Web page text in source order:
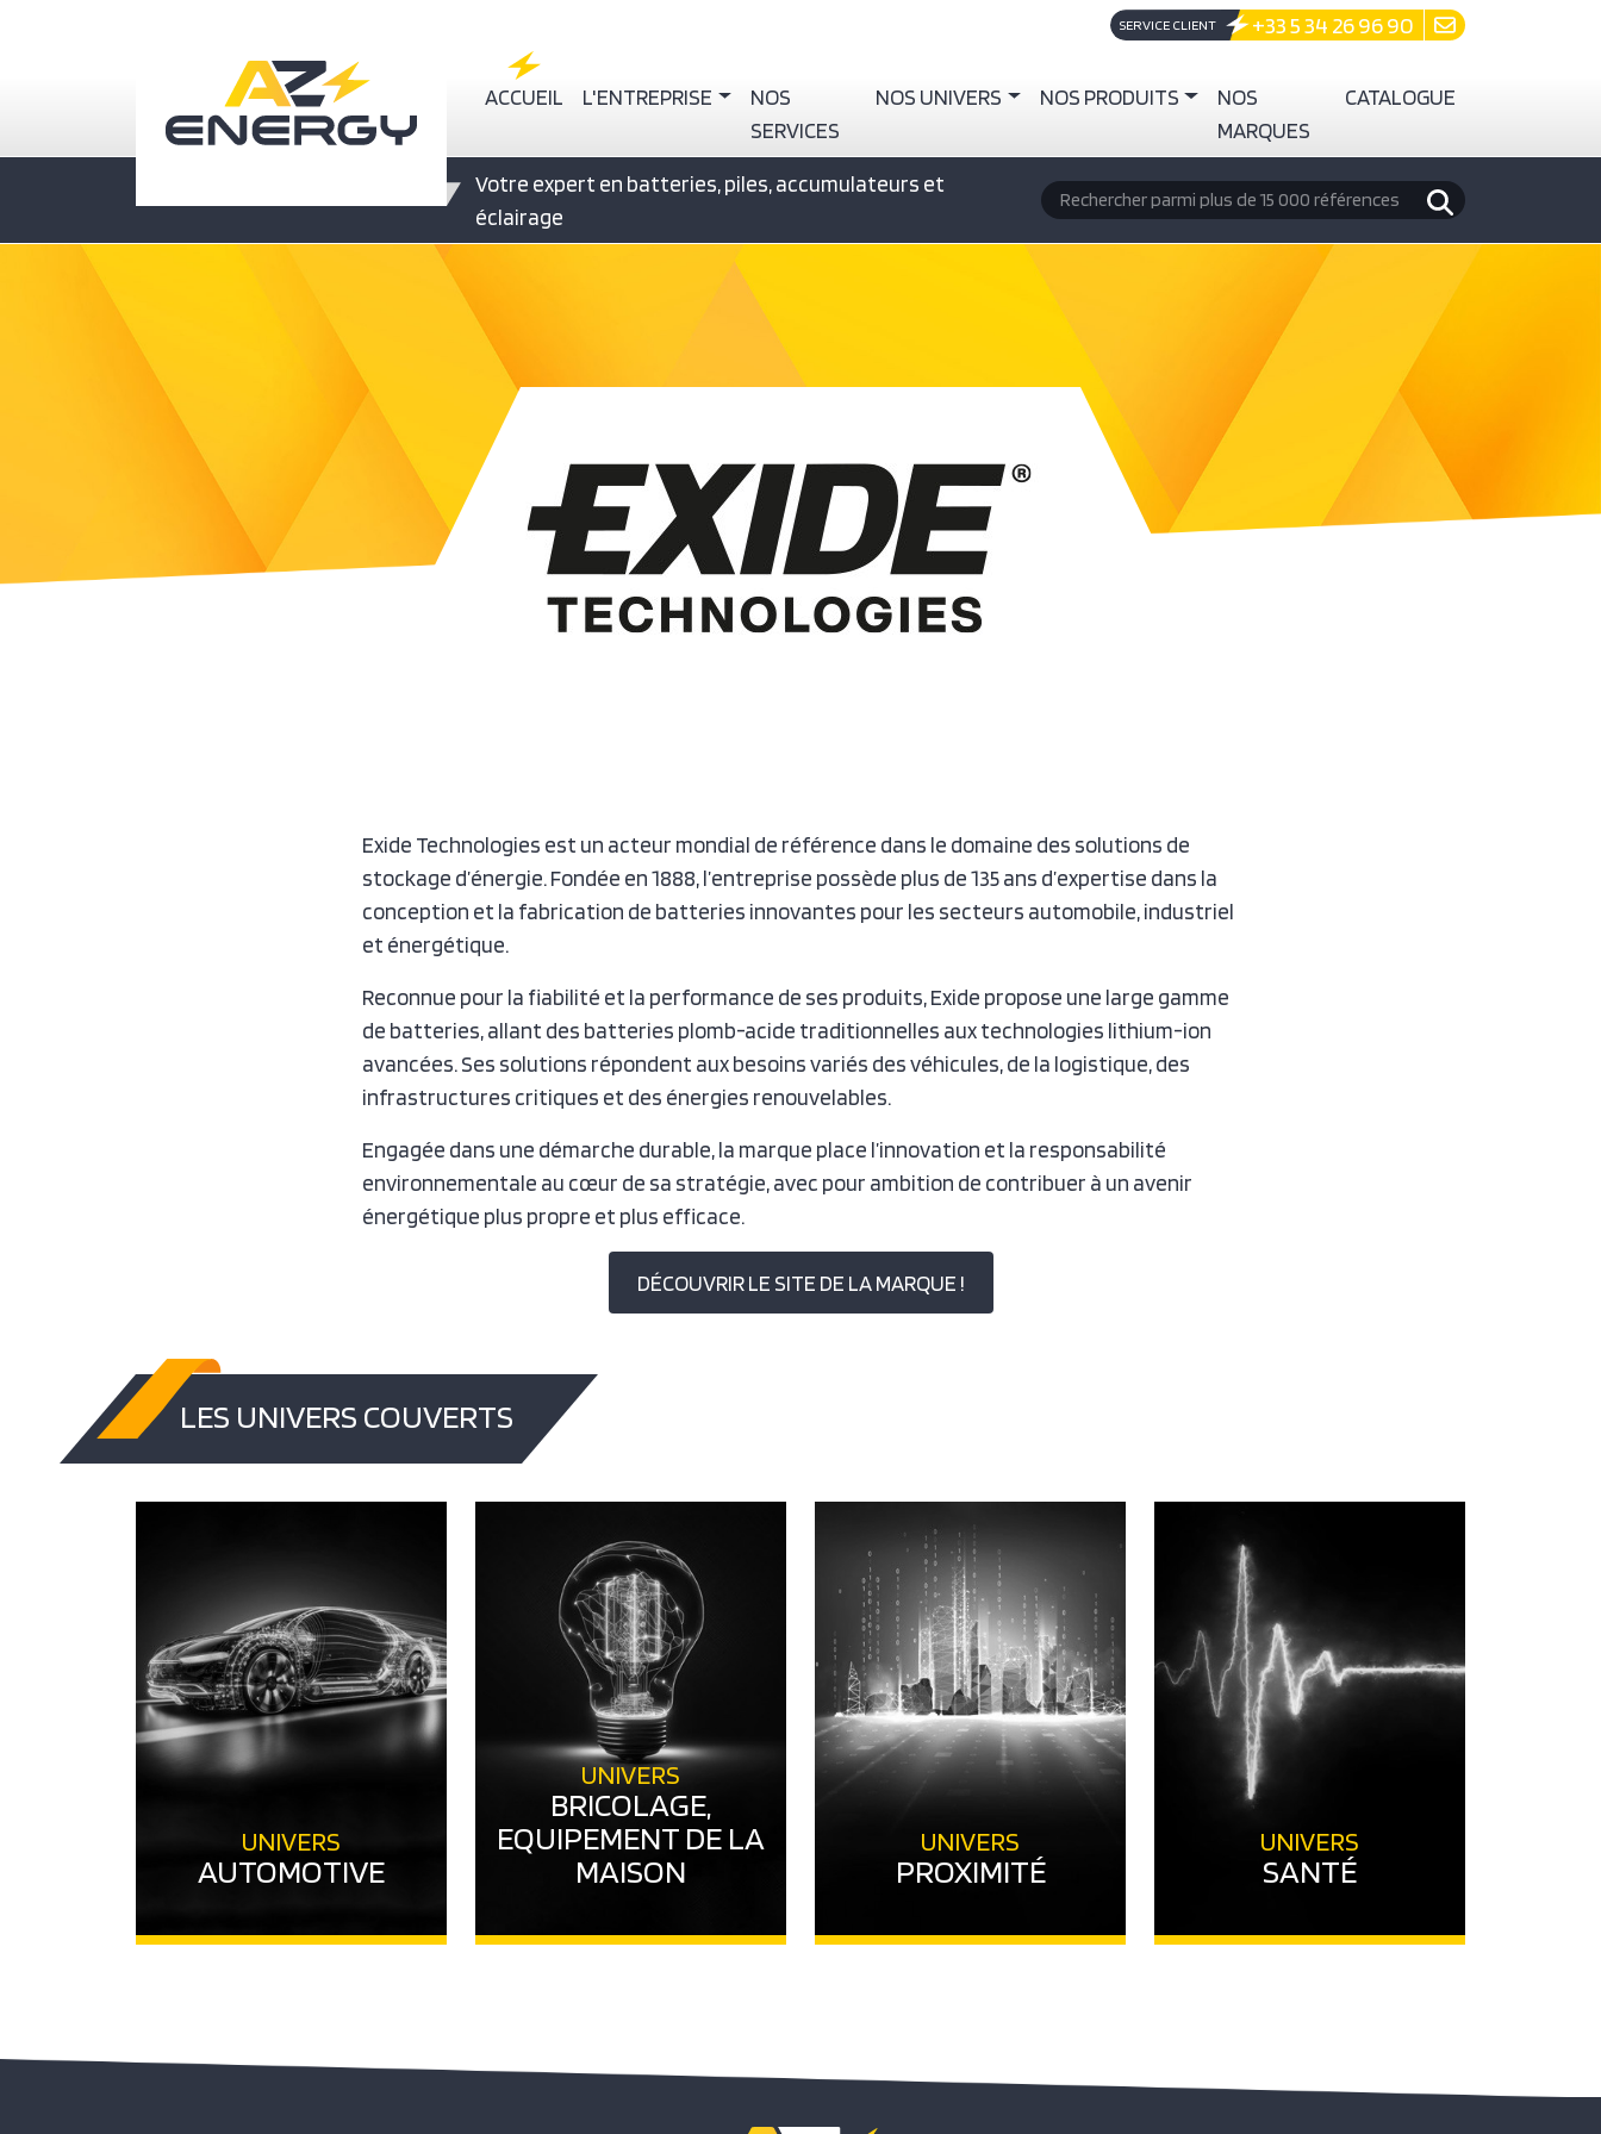
SERVICE CLIENT +33 5 34 26 96 90
Navigation principale
ACCUEIL L'ENTREPRISE
NOS
SERVICES
NOS UNIVERS NOS PRODUITS
NOS
MARQUES
CATALOGUE
Votre expert en batteries, piles, accumulateurs et
éclairage
Rechercher
Exide Technologies est un acteur mondial de référence dans le domaine des solutions de
stockage d’énergie. Fondée en 1888, l’entreprise possède plus de 135 ans d’expertise dans la
conception et la fabrication de batteries innovantes pour les secteurs automobile, industriel
et énergétique.
Reconnue pour la fiabilité et la performance de ses produits, Exide propose une large gamme
de batteries, allant des batteries plomb-acide traditionnelles aux technologies lithium-ion
avancées. Ses solutions répondent aux besoins variés des véhicules, de la logistique, des
infrastructures critiques et des énergies renouvelables.
Engagée dans une démarche durable, la marque place l’innovation et la responsabilité
environnementale au cœur de sa stratégie, avec pour ambition de contribuer à un avenir
énergétique plus propre et plus efficace.
DÉCOUVRIR LE SITE DE LA MARQUE !
LES UNIVERS COUVERTS
UNIVERS
AUTOMOTIVE
UNIVERS
BRICOLAGE,
EQUIPEMENT DE LA
MAISON
UNIVERS
PROXIMITÉ
UNIVERS
SANTÉ